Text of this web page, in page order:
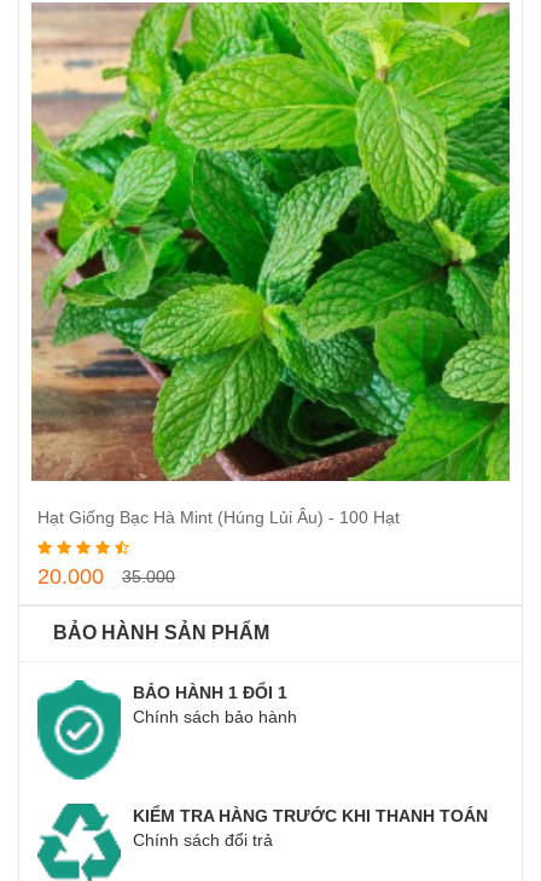
Thêm vào giỏ hàng
Hạt Giống Bạc Hà Mint (Húng Lủi Âu) - 100 Hạt
20.000 35.000
BẢO HÀNH SẢN PHẨM
BẢO HÀNH 1 ĐỔI 1
Chính sách bảo hành
KIỂM TRA HÀNG TRƯỚC KHI THANH TOÁN
Chính sách đổi trả